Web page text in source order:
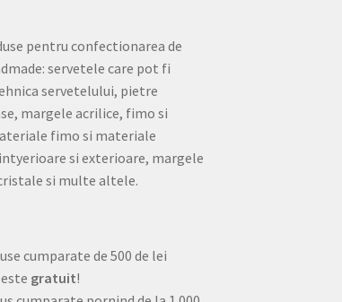
pentru confectionarea de
servetele care pot fi
servetelului, pietre
margele acrilice, fimo si
fimo si materiale
si exterioare, margele
si multe altele.
cumparate de 500 de lei
gratuit!